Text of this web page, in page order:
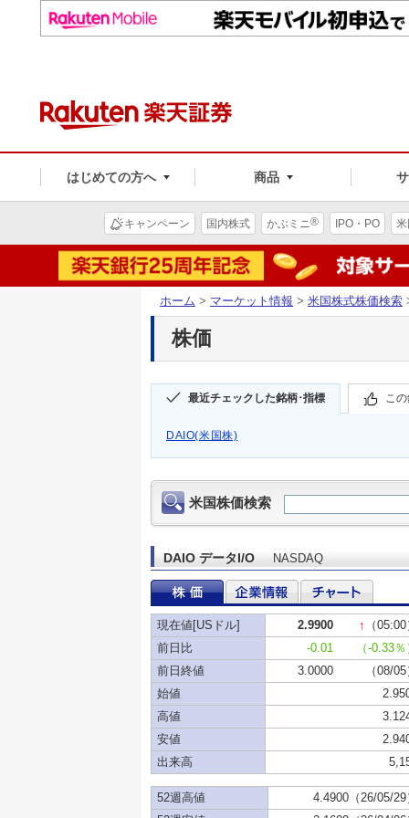
はじめての方へ 商品
キャンペーン 国内株式 かぶミニ® IPO・PO
ホーム > マーケット情報 > 米国株式株価検索
株価
最近チェックした銘柄･指標 こ
DAIO(米国株)